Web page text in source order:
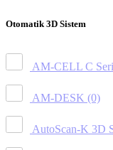
Otomatik 3D Sistem
AM-CELL C
AM-DESK (0)
AutoScan-K 3D